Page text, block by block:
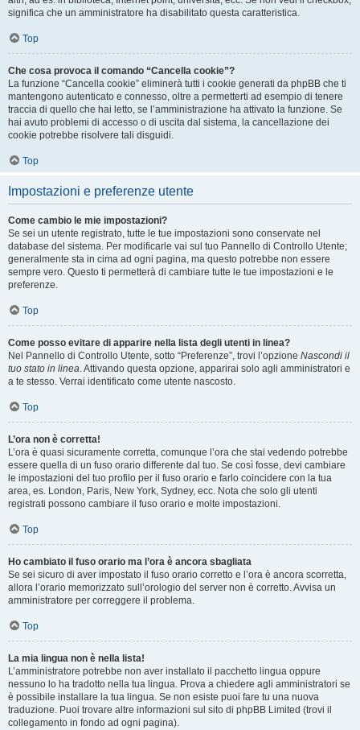
significa che un amministratore ha disabilitato questa caratteristica.
Top
Che cosa provoca il comando “Cancella cookie”?
La funzione “Cancella cookie” eliminerà tutti i cookie generati da phpBB che ti
mantengono autenticato e connesso, oltre a permetterti ad esempio di tenere
traccia di quello che hai letto, se l’amministrazione ha attivato la funzione. Se
hai avuto problemi di accesso o di uscita dal sistema, la cancellazione dei
cookie potrebbe risolvere tali disguidi.
Top
Impostazioni e preferenze utente
Come cambio le mie impostazioni?
Se sei un utente registrato, tutte le tue impostazioni sono conservate nel
database del sistema. Per modificarle vai sul tuo Pannello di Controllo Utente;
generalmente sta in cima ad ogni pagina, ma questo potrebbe non essere
sempre vero. Questo ti permetterà di cambiare tutte le tue impostazioni e le
preferenze.
Top
Come posso evitare di apparire nella lista degli utenti in linea?
Nel Pannello di Controllo Utente, sotto “Preferenze”, trovi l’opzione Nascondi il
tuo stato in linea. Attivando questa opzione, apparirai solo agli amministratori e
a te stesso. Verrai identificato come utente nascosto.
Top
L’ora non è corretta!
L’ora è quasi sicuramente corretta, comunque l’ora che stai vedendo potrebbe
essere quella di un fuso orario differente dal tuo. Se così fosse, devi cambiare
le impostazioni del tuo profilo per il fuso orario e farlo coincidere con la tua
area, es. London, Paris, New York, Sydney, ecc. Nota che solo gli utenti
registrati possono cambiare il fuso orario e molte impostazioni.
Top
Ho cambiato il fuso orario ma l’ora è ancora sbagliata
Se sei sicuro di aver impostato il fuso orario corretto e l’ora è ancora scorretta,
allora l’orario memorizzato sull’orologio del server non è corretto. Avvisa un
amministratore per correggere il problema.
Top
La mia lingua non è nella lista!
L’amministratore potrebbe non aver installato il pacchetto lingua oppure
nessuno lo ha tradotto nella tua lingua. Prova a chiedere agli amministratori se
è possibile installare la tua lingua. Se non esiste puoi fare tu una nuova
traduzione. Puoi trovare altre informazioni sul sito di phpBB Limited (trovi il
collegamento in fondo ad ogni pagina).